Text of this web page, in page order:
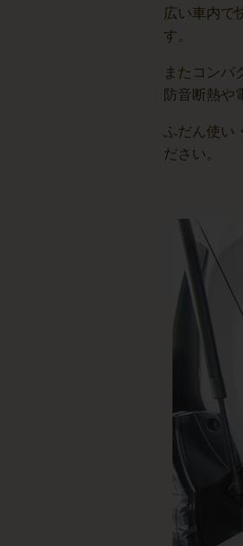
広い車内で
す。
またコンパ
防音断熱や
ふだん使い
ださい。